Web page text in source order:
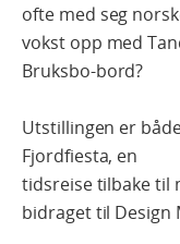
ofte med seg
vokst opp med
Bruksbo-bord?
Utstillingen er
Fjordfiesta, en
tidsreise tilbake til
bidraget til Design